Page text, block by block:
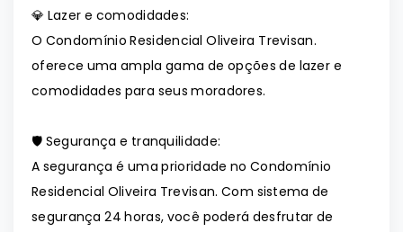
💎 Lazer e comodidades:
O Condomínio Residencial Oliveira Trevisan.
oferece uma ampla gama de opções de lazer e
comodidades para seus moradores.
🛡️ Segurança e tranquilidade:
A segurança é uma prioridade no Condomínio
Residencial Oliveira Trevisan. Com sistema de
segurança 24 horas, você poderá desfrutar de